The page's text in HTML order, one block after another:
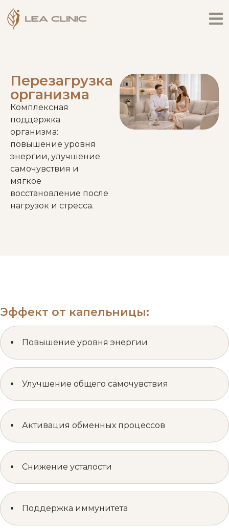
Перезагрузка
организма
Комплексная
поддержка
организма:
повышение уровня
энергии, улучшение
самочувствия и
мягкое
восстановление после
нагрузок и стресса.
Эффект от капельницы:
Повышение уровня энергии
Улучшение общего самочувствия
Активация обменных процессов
Снижение усталости
Поддержка иммунитета